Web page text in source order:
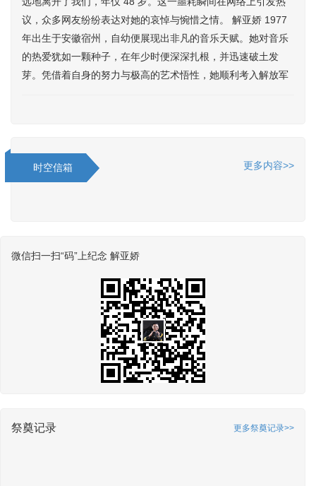
议，众多网友纷纷表达对她的哀悼与惋惜之情。 解亚娇 1977
年出生于安徽宿州，自幼便展现出非凡的音乐天赋。她对音乐
的热爱犹如一颗种子，在年少时便深深扎根，并迅速破土发
芽。凭借着自身的努力与极高的艺术悟性，她顺利考入解放军
时空信箱 更多内容>>
微信扫一扫“码”上纪念 解亚娇
祭奠记录 更多祭奠记录>>